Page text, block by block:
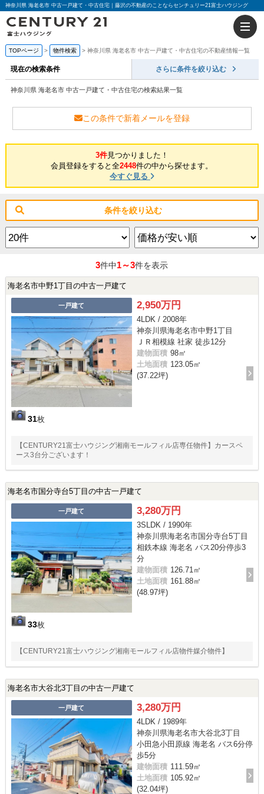
神奈川県 海老名市 中古一戸建て・中古住宅｜藤沢の不動産のことならセンチュリー21富士ハウジング
TOPページ 物件検索 神奈川県 海老名市 中古一戸建て・中古住宅の不動産情報一覧
現在の検索条件 さらに条件を絞り込む
神奈川県 海老名市 中古一戸建て・中古住宅の検索結果一覧
この条件で新着メールを登録
3件見つかりました！
会員登録をすると全2448件の中から探せます。
今すぐ見る
条件を絞り込む
3件中1～3件を表示
海老名市中野1丁目の中古一戸建て
一戸建て
31枚
2,950万円
4LDK / 2008年
神奈川県海老名市中野1丁目
ＪＲ相模線 社家 徒歩12分
建物面積 98㎡
土地面積 123.05㎡
(37.22坪)
【CENTURY21富士ハウジング湘南モールフィル店専任物件】カースペ
ース3台分ございます！
海老名市国分寺台5丁目の中古一戸建て
一戸建て
33枚
3,280万円
3SLDK / 1990年
神奈川県海老名市国分寺台5丁目
相鉄本線 海老名 バス20分停歩3
分
建物面積 126.71㎡
土地面積 161.88㎡
(48.97坪)
【CENTURY21富士ハウジング湘南モールフィル店物件媒介物件】
海老名市大谷北3丁目の中古一戸建て
一戸建て 3,280万円
4LDK / 1989年
神奈川県海老名市大谷北3丁目
小田急小田原線 海老名 バス6分停
歩5分
建物面積 111.59㎡
土地面積 105.92㎡
(32.04坪)